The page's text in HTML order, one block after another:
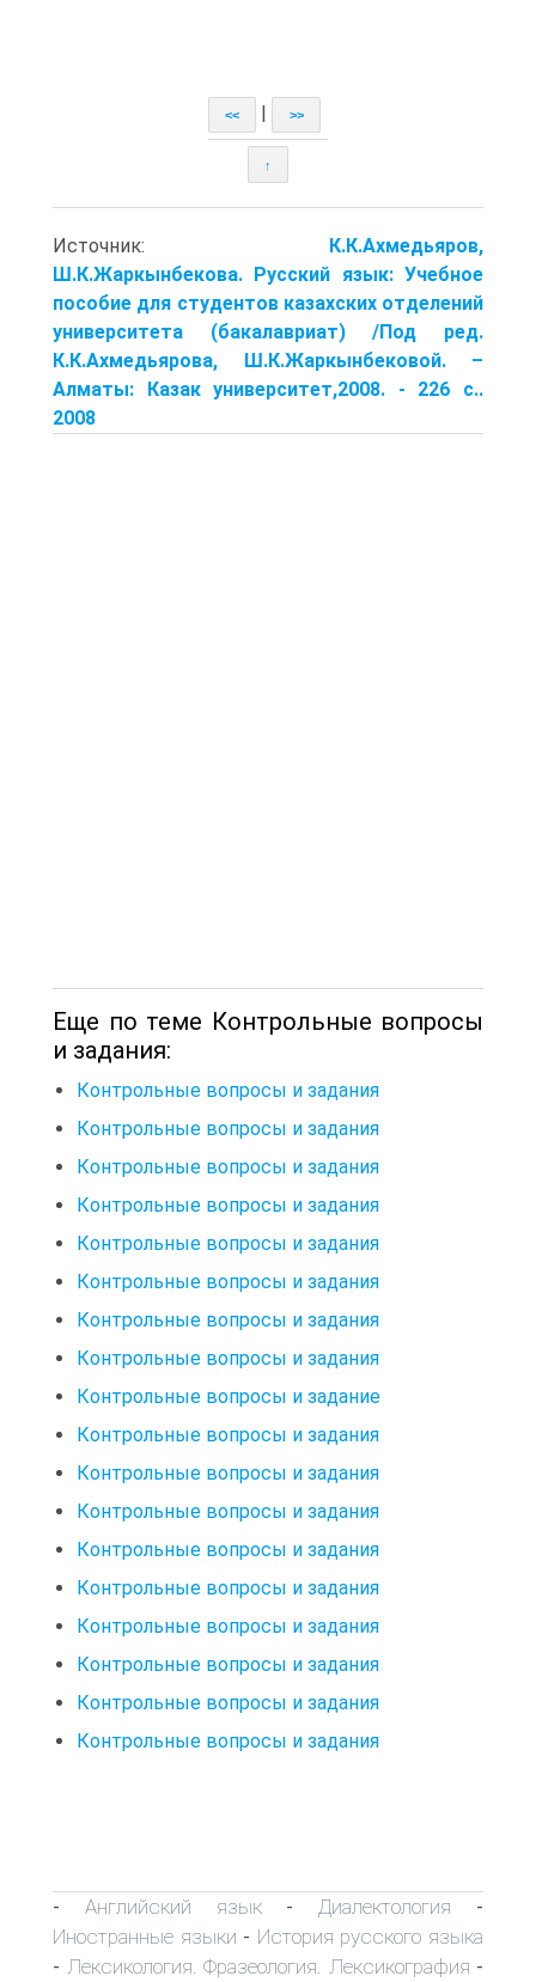
<< >>
↑
Источник: К.К.Ахмедьяров,
Ш.К.Жаркынбекова. Русский язык: Учебное
пособие для студентов казахских отделений
университета (бакалавриат) /Под ред.
К.К.Ахмедьярова, Ш.К.Жаркынбековой. –
Алматы: Казак университет,2008. - 226 с..
2008
Еще по теме Контрольные вопросы
и задания:
Контрольные вопросы и задания
Контрольные вопросы и задания
Контрольные вопросы и задания
Контрольные вопросы и задания
Контрольные вопросы и задания
Контрольные вопросы и задания
Контрольные вопросы и задания
Контрольные вопросы и задания
Контрольные вопросы и задание
Контрольные вопросы и задания
Контрольные вопросы и задания
Контрольные вопросы и задания
Контрольные вопросы и задания
Контрольные вопросы и задания
Контрольные вопросы и задания
Контрольные вопросы и задания
Контрольные вопросы и задания
Контрольные вопросы и задания
- Английский язык- Диалектология -
Иностранные языки - История русского языка
- Лексикология. Фразеология. Лексикография -